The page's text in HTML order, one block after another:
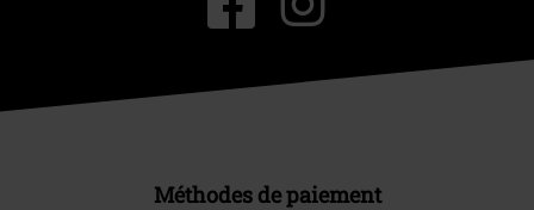
Méthodes de paiement